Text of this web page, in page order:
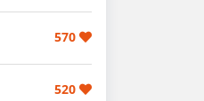
570
520